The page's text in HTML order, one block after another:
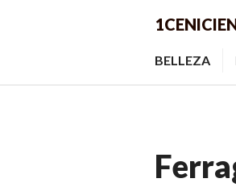
BELLEZA